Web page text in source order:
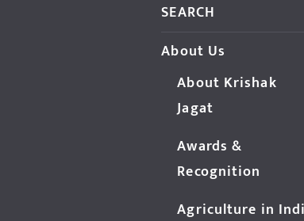
SEARCH
About Us
About Krishak
Jagat
Awards &
Recognition
Agriculture in